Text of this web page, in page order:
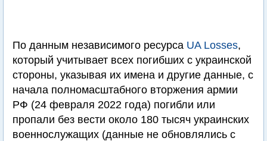
По данным независимого ресурса UA Losses,
который учитывает всех погибших с украинской
стороны, указывая их имена и другие данные, с
начала полномасштабного вторжения армии
РФ (24 февраля 2022 года) погибли или
пропали без вести около 180 тысяч украинских
военнослужащих (данные не обновлялись с